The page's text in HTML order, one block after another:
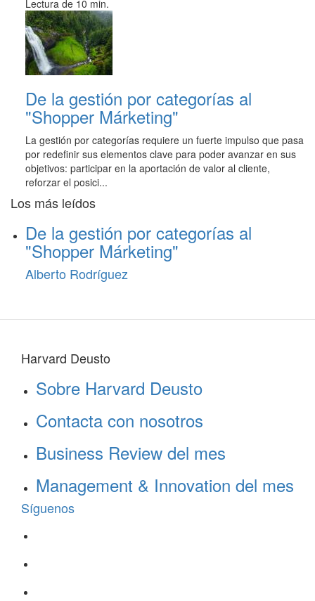
Lectura de 10 min.
De la gestión por categorías al
"Shopper Márketing"
La gestión por categorías requiere un fuerte impulso que pasa
por redefinir sus elementos clave para poder avanzar en sus
objetivos: participar en la aportación de valor al cliente,
reforzar el posici...
Los más leídos
De la gestión por categorías al
"Shopper Márketing"
Alberto Rodríguez
Harvard Deusto
Sobre Harvard Deusto
Contacta con nosotros
Business Review del mes
Management & Innovation del mes
Síguenos